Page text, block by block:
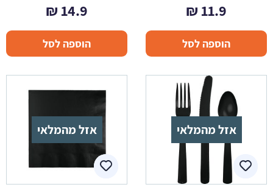
11.9
₪
הוספה לסל
14.9
₪
הוספה לסל
אזל מהמלאי אזל מהמלאי